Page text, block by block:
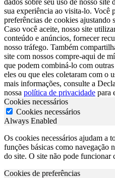
dados sobre seu uso de nosso site
sua experiência ao visita-lo. Você
preferências de cookies ajustando
Caso você aceite, nosso site
conteúdo e anúncios, fornecer
nosso tráfego. Também
site com nossos compre-aqui de
que podem combiná-lo com
eles ou que eles coletaram com o
mais informações, consulte a
nossa política de privacidade para
Cookies necessários
Cookies necessários
Always Enabled
Os cookies necessários ajudam a
funções básicas como navegação
do site. O site não pode funcionar
Cookies de preferências